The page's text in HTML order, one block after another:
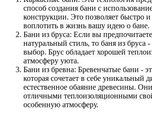
способ создания бани с
конструкции. Это позволяет быстро
воплотить в жизнь вашу идею о бане.
Бани из бруса: Если вы
натуральный стиль, то баня из бруса
выбор. Брус обладает хорошей
атмосферу уюта.
Бани из бревна: Бревенчатые бани -
которая сочетает в себе уникальный
естественное обаяние древесины.
отличными теплоизоляционными
особенную атмосферу.